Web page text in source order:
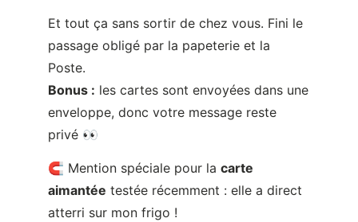
Et tout ça sans sortir de chez vous. Fini le
passage obligé par la papeterie et la
Poste.
Bonus : les cartes sont envoyées dans une
enveloppe, donc votre message reste
privé 👀
🧲 Mention spéciale pour la carte
aimantée testée récemment : elle a direct
atterri sur mon frigo !